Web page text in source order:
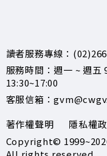
讀者服務專線：
服務時間：週一 ~ 週五
13:30~17:00
客服信箱：
著作權聲明
隱私權
Copyright©